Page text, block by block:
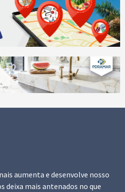
aumenta e desenvolve nosso
deixa mais antenados no que